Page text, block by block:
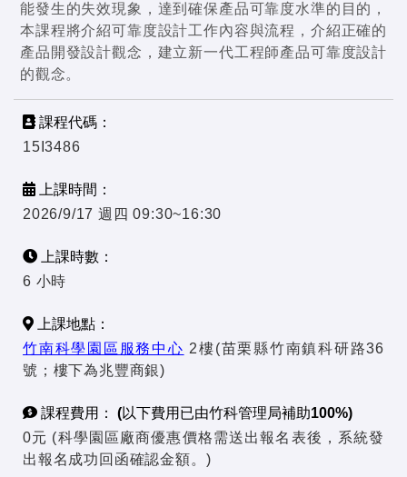
能發生的失效現象，達到確保產品可靠度水準的目的，
本課程將介紹可靠度設計工作內容與流程，介紹正確的
產品開發設計觀念，建立新一代工程師產品可靠度設計
的觀念。
課程代碼：
15I3486
上課時間：
2026/9/17 週四 09:30~16:30
上課時數：
6 小時
上課地點：
竹南科學園區服務中心 2樓(苗栗縣竹南鎮科研路36
號；樓下為兆豐商銀)
課程費用： (以下費用已由竹科管理局補助100%)
0元 (科學園區廠商優惠價格需送出報名表後，系統發
出報名成功回函確認金額。)